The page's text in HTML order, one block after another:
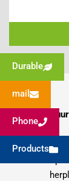
op
Durable
mail
Phone
Products